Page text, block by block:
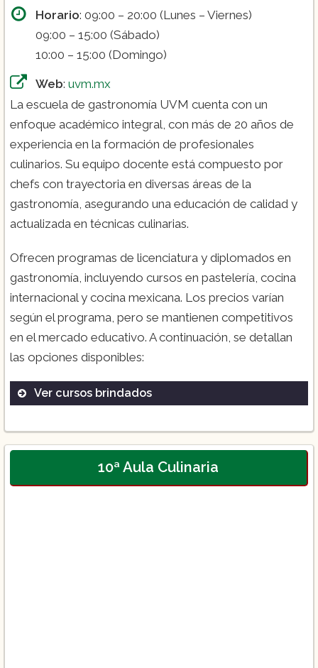
Horario: 09:00 – 20:00 (Lunes – Viernes)
09:00 – 15:00 (Sábado)
10:00 – 15:00 (Domingo)
Web: uvm.mx
La escuela de gastronomía UVM cuenta con un
enfoque académico integral, con más de 20 años de
experiencia en la formación de profesionales
culinarios. Su equipo docente está compuesto por
chefs con trayectoria en diversas áreas de la
gastronomía, asegurando una educación de calidad y
actualizada en técnicas culinarias.
Ofrecen programas de licenciatura y diplomados en
gastronomía, incluyendo cursos en pastelería, cocina
internacional y cocina mexicana. Los precios varían
según el programa, pero se mantienen competitivos
en el mercado educativo. A continuación, se detallan
las opciones disponibles:
Ver cursos brindados
Diplomado en Pastelería y Repostería
Curso de Cocina Internacional
Curso de Cocina Mexicana
10ª Aula Culinaria